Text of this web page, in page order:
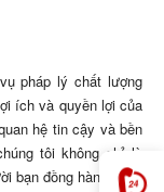
pháp lý chất lượng
ích và quyền lợi của
hệ tin cậy và bền
tôi không chỉ là
bạn đồng hành cùng